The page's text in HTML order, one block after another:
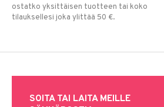
ostatko yksittäisen tuotteen tai koko
tilauksellesi joka ylittää 50 €.
SOITA TAI LAITA MEILLE